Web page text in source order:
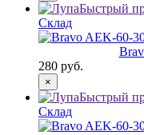
Быстрый
Склад
280 руб.
×
Быстрый
Склад